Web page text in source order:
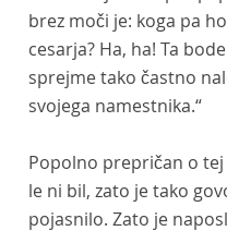
brez moči je: koga pa
cesarja? Ha, ha! Ta
sprejme tako častno
svojega namestnika.“
Popolno prepričan o
le ni bil, zato je tako
pojasnilo. Zato je